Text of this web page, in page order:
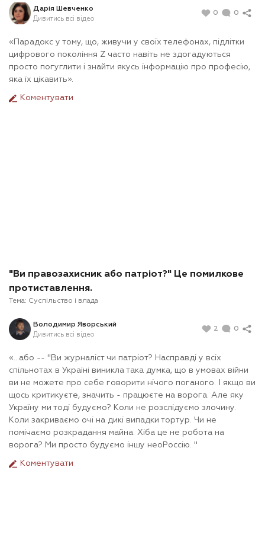
Дарія Шевченко
Дивитись всі відео
0 0
«Парадокс у тому, що, живучи у своїх телефонах, підлітки
цифрового покоління Z часто навіть не здогадуються
просто погуглити і знайти якусь інформацію про професію,
яка їх цікавить».
Коментувати
"Ви правозахисник або патріот?" Це помилкове
протиставлення.
Тема: Суспільство і влада
Володимир Яворський
Дивитись всі відео
2 0
«…або -- "Ви журналіст чи патріот? Насправді у всіх
спільнотах в Україні виникла така думка, що в умовах війни
ви не можете про себе говорити нічого поганого. І якщо ви
щось критикуєте, значить - працюєте на ворога. Але яку
Україну ми тоді будуємо? Коли не розслідуємо злочину.
Коли закриваємо очі на дикі випадки тортур. Чи не
помічаємо розкрадання майна. Хіба це не робота на
ворога? Ми просто будуємо іншу неоРоссію. "
Коментувати